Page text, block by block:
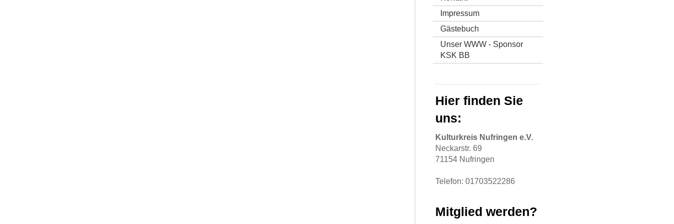
Impressum
Gästebuch
Unser WWW - Sponsor
KSK BB
Hier finden Sie
uns:
Kulturkreis Nufringen e.V.
Neckarstr. 69
71154 Nufringen
Telefon: 01703522286
Mitglied werden?